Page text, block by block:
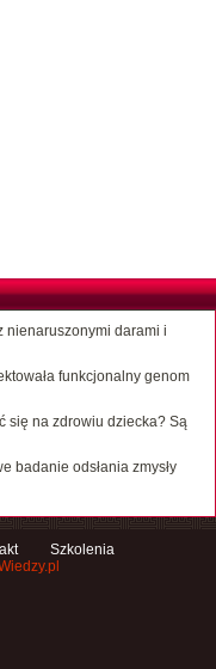
nienaruszonymi darami i
funkcjonalny genom
się na zdrowiu dziecka? Są
badanie odsłania zmysły
Szkolenia